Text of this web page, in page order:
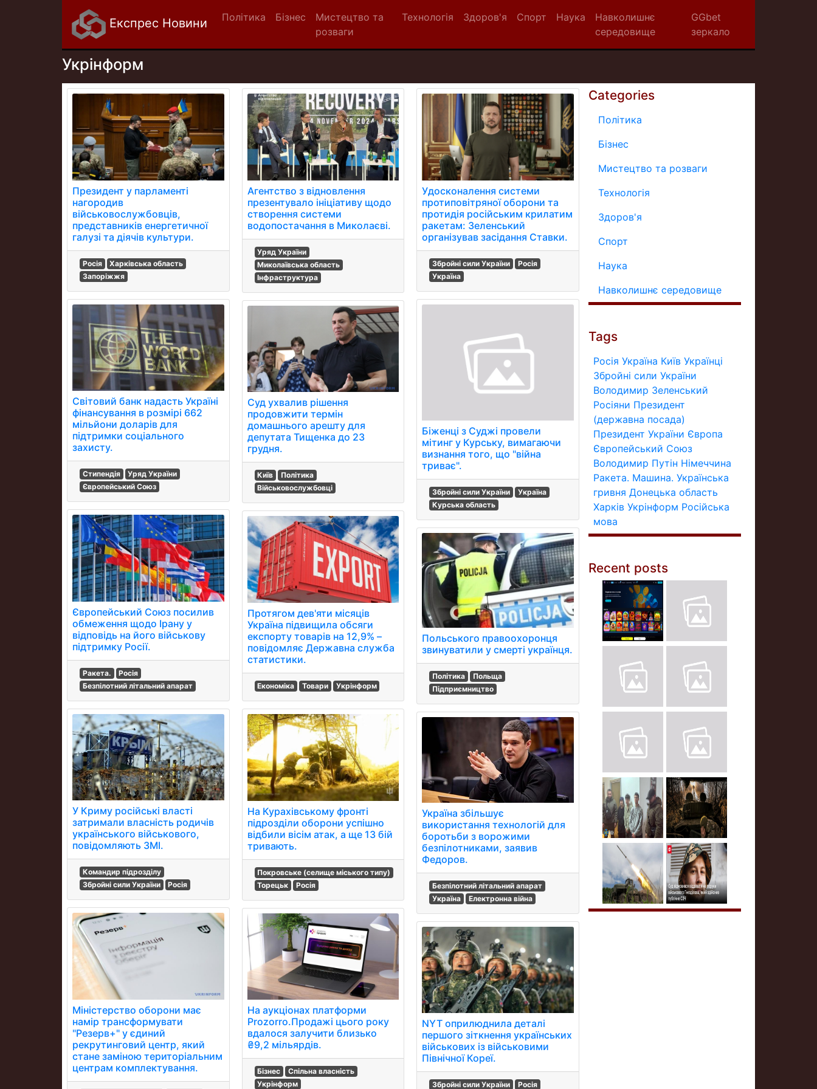
Експрес Новини Політика Бізнес
Мистецтво та
розваги
Технологія Здоров'я Спорт Наука
Навколишнє
середовище
GGbet
зеркало
Укрінформ
Президент у парламенті
нагородив
військовослужбовців,
представників енергетичної
галузі та діячів культури.
Росія
Харківська область
Запоріжжя
Світовий банк надасть Україні
фінансування в розмірі 662
мільйони доларів для
підтримки соціального
захисту.
Стипендія
Уряд України
Європейський Союз
Європейський Союз посилив
обмеження щодо Ірану у
відповідь на його військову
підтримку Росії.
Ракета.
Росія
Безпілотний літальний апарат
У Криму російські власті
затримали власність родичів
українського військового,
повідомляють ЗМІ.
Командир підрозділу
Збройні сили України
Росія
Міністерство оборони має
намір трансформувати
"Резерв+" у єдиний
рекрутинговий центр, який
стане заміною територіальним
центрам комплектування.
Агентство з відновлення
презентувало ініціативу щодо
створення системи
водопостачання в Миколаєві.
Уряд України
Миколаївська область
Інфраструктура
Суд ухвалив рішення
продовжити термін
домашнього арешту для
депутата Тищенка до 23
грудня.
Київ
Політика
Військовослужбовці
Протягом дев'яти місяців
Україна підвищила обсяги
експорту товарів на 12,9% –
повідомляє Державна служба
статистики.
Економіка Товари Укрінформ
На Курахівському фронті
підрозділи оборони успішно
відбили вісім атак, а ще 13 бій
тривають.
Покровське (селище міського типу)
Торецьк
Росія
На аукціонах платформи
Prozorro.Продажі цього року
вдалося залучити близько
₴9,2 мільярдів.
Бізнес
Спільна власність
Укрінформ
Удосконалення системи
протиповітряної оборони та
протидія російським крилатим
ракетам: Зеленський
організував засідання Ставки.
Збройні сили України
Росія
Україна
Біженці з Суджі провели
мітинг у Курську, вимагаючи
визнання того, що "війна
триває".
Збройні сили України
Україна
Курська область
Польського правоохоронця
звинуватили у смерті українця.
Політика
Польща
Підприємництво
Україна збільшує
використання технологій для
боротьби з ворожими
безпілотниками, заявив
Федоров.
Безпілотний літальний апарат
Україна
Електронна війна
NYT оприлюднила деталі
першого зіткнення українських
військових із військовими
Північної Кореї.
Збройні сили України
Росія
Categories
Політика
Бізнес
Мистецтво та розваги
Технологія
Здоров'я
Спорт
Наука
Навколишнє середовище
Tags
Росія Україна Київ Українці
Збройні сили України
Володимир Зеленський
Росіяни Президент
(державна посада)
Президент України Європа
Європейський Союз
Володимир Путін Німеччина
Ракета. Машина. Українська
гривня Донецька область
Харків Укрінформ Російська
мова
Recent posts